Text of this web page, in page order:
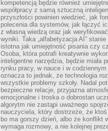
kompetencją będzie również
współpracy z samą sztuczną
przyszłości powinien wiedzieć, jak
polecenia dla systemów, jak łączyć
z własną wiedzą oraz jak
wyniki. Taka „alfabetyzacja AI”
istotna jak umiejętność pisania czy
Osoba, która potrafi kreatywnie
inteligentne narzędzia, będzie miała
rynku pracy, w nauce i w
oznacza to jednak, że technologia
wszystkie problemy szkoły. Nadal
bezpieczne relacje, przyjazna
emocjonalne i troska o dobrostan
algorytm nie zastąpi uważnego
nauczyciela, który dostrzeże, że
bo ma gorszy dzień, albo że konflikt
wymaga rozmowy, a nie kolejnej